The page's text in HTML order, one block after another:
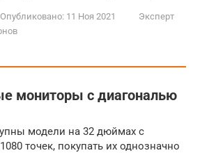
Опубликовано: 11 Ноя 2021
Эксперт
мониторы с диагональю
модели на 32 дюймах с
точек, покупать их однозначно